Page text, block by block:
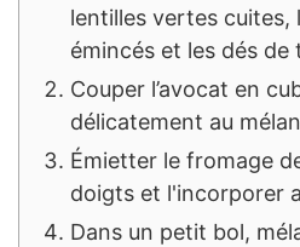
lentilles vertes cuites,
émincés et les dés de
Couper l’avocat en
délicatement au
Émietter le fromage
doigts et l'incorporer
Dans un petit bol,